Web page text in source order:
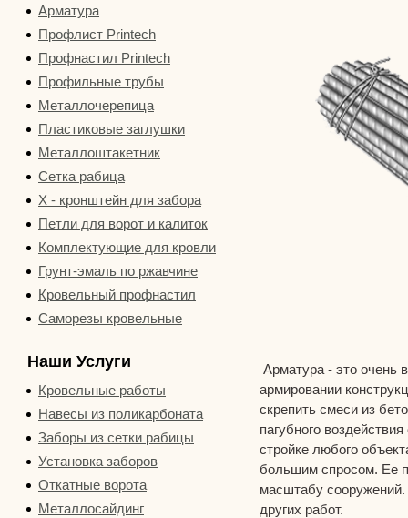
Арматура
Профлист Printech
Профнастил Printech
Профильные трубы
Металлочерепица
Пластиковые заглушки
Металлоштакетник
Сетка рабица
Х - кронштейн для забора
Петли для ворот и калиток
Комплектующие для кровли
Грунт-эмаль по ржавчине
Кровельный профнастил
Саморезы кровельные
Наши Услуги
Кровельные работы
Навесы из поликарбоната
Заборы из сетки рабицы
Установка заборов
Откатные ворота
Металлосайдинг
Арматура - это очень
армировании
скрепить смеси из
пагубного
стройке любого
большим спросом. Ее
масштабу сооружений.
других работ.